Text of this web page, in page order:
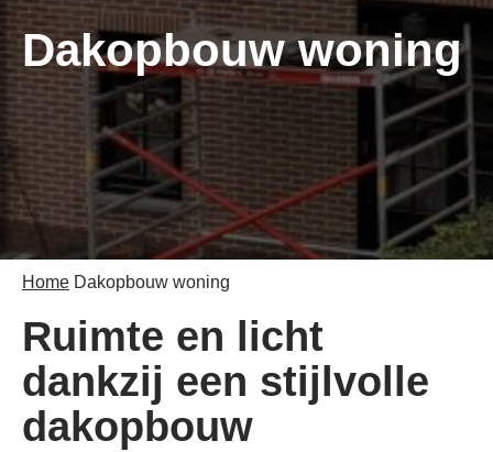
Dakopbouw woning
Home Dakopbouw woning
Ruimte en licht
dankzij een stijlvolle
dakopbouw